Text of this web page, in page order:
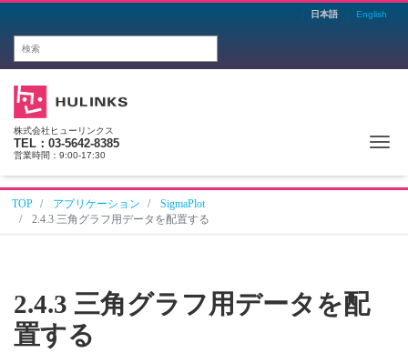
日本語 English
株式会社ヒューリンクス
TEL：03-5642-8385
営業時間：9:00-17:30
TOP アプリケーション
SigmaPlot
2.4.3 三角グラフ用データを配置する
2.4.3 三角グラフ用データを配
置する